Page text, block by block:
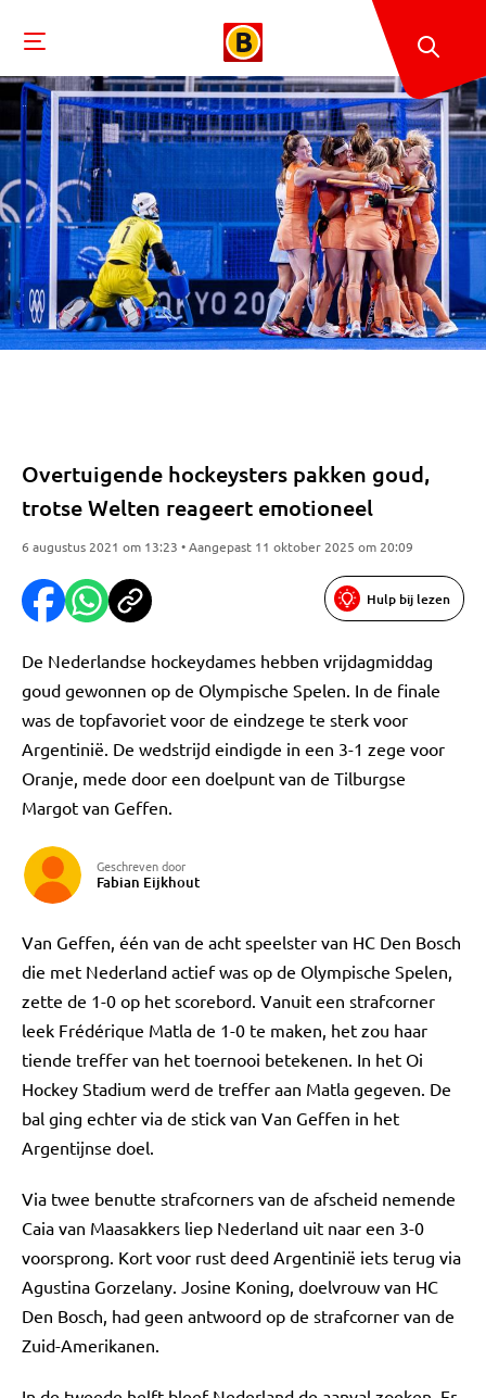
Overtuigende hockeysters pakken goud,
trotse Welten reageert emotioneel
6 augustus 2021 om 13:23 • Aangepast 11 oktober 2025 om 20:09
Hulp bij lezen
De Nederlandse hockeydames hebben vrijdagmiddag
goud gewonnen op de Olympische Spelen. In de finale
was de topfavoriet voor de eindzege te sterk voor
Argentinië. De wedstrijd eindigde in een 3-1 zege voor
Oranje, mede door een doelpunt van de Tilburgse
Margot van Geffen.
Geschreven door
Fabian Eijkhout
Van Geffen, één van de acht speelster van HC Den Bosch
die met Nederland actief was op de Olympische Spelen,
zette de 1-0 op het scorebord. Vanuit een strafcorner
leek Frédérique Matla de 1-0 te maken, het zou haar
tiende treffer van het toernooi betekenen. In het Oi
Hockey Stadium werd de treffer aan Matla gegeven. De
bal ging echter via de stick van Van Geffen in het
Argentijnse doel.
Via twee benutte strafcorners van de afscheid nemende
Caia van Maasakkers liep Nederland uit naar een 3-0
voorsprong. Kort voor rust deed Argentinië iets terug via
Agustina Gorzelany. Josine Koning, doelvrouw van HC
Den Bosch, had geen antwoord op de strafcorner van de
Zuid-Amerikanen.